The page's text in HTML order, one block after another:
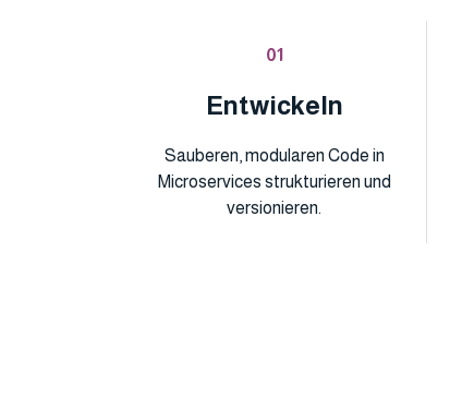
01
Entwickeln
Sauberen, modularen Code in
Microservices strukturieren und
versionieren.